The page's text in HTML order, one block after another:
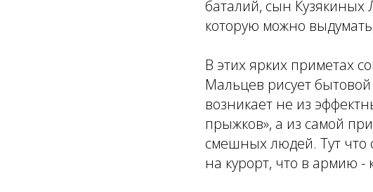
баталий, сын
которую можно
В этих ярких приметах
Мальцев рисует
возникает не из
прыжков», а из самой
смешных людей. Тут что
на курорт, что в армию -